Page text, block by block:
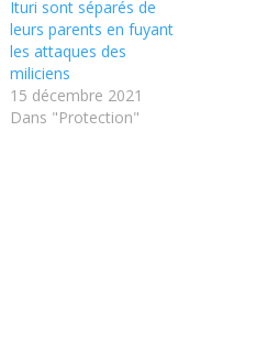
Ituri sont séparés de
leurs parents en fuyant
les attaques des
miliciens
15 décembre 2021
Dans "Protection"